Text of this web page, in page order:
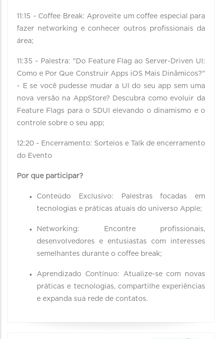
11:15 - Coffee Break: Aproveite um coffee especial para
fazer networking e conhecer outros profissionais da
área;
11:35 - Palestra: "Do Feature Flag ao Server-Driven UI:
Como e Por Que Construir Apps iOS Mais Dinâmicos?"
- E se você pudesse mudar a UI do seu app sem uma
nova versão na AppStore? Descubra como evoluir da
Feature Flags para o SDUI elevando o dinamismo e o
controle sobre o seu app;
12:20 - Encerramento: Sorteios e Talk de encerramento
do Evento
Por que participar?
Conteúdo Exclusivo: Palestras focadas em
tecnologias e práticas atuais do universo Apple;
Networking: Encontre profissionais,
desenvolvedores e entusiastas com interesses
semelhantes durante o coffee break;
Aprendizado Contínuo: Atualize-se com novas
práticas e tecnologias, compartilhe experiências
e expanda sua rede de contatos.